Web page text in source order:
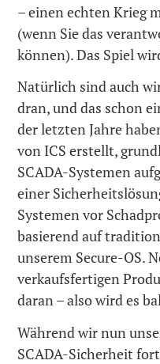
– einen echten Krieg
(wenn Sie das
können). Das Spiel
Natürlich sind auch
dran, und das schon
der letzten Jahre
von ICS erstellt,
SCADA-Systemen
einer
Systemen vor
basierend auf
unserem Secure-OS.
verkaufsfertigen
daran – also wird es
Während wir nun
SCADA-Sicherheit